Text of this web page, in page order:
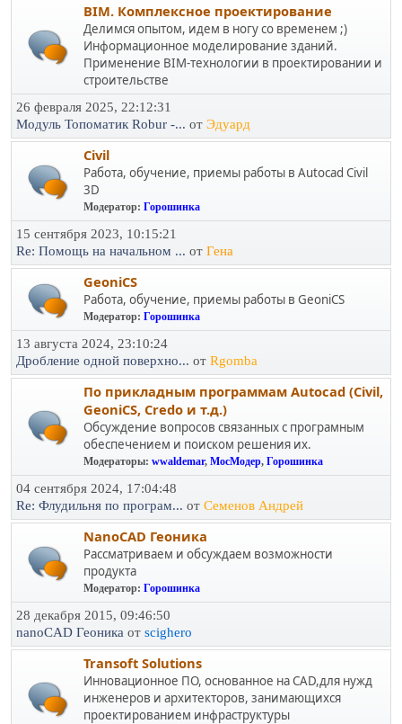
BIM. Комплексное проектирование
Делимся опытом, идем в ногу со временем ;)
Информационное моделирование зданий.
Применение BIM-технологии в проектировании и
строительстве
26 февраля 2025, 22:12:31
Модуль Топоматик Robur -... от Эдуард
Civil
Работа, обучение, приемы работы в Autocad Civil
3D
Модератор: Горошинка
15 сентября 2023, 10:15:21
Re: Помощь на начальном ... от Гена
GeoniCS
Работа, обучение, приемы работы в GeoniCS
Модератор: Горошинка
13 августа 2024, 23:10:24
Дробление одной поверхно... от Rgomba
По прикладным программам Autocad (Civil,
GeoniCS, Credo и т.д.)
Обсуждение вопросов связанных с програмным
обеспечением и поиском решения их.
Модераторы: wwaldemar, МосМодер, Горошинка
04 сентября 2024, 17:04:48
Re: Флудильня по програм... от Семенов Андрей
NanoCAD Геоника
Рассматриваем и обсуждаем возможности
продукта
Модератор: Горошинка
28 декабря 2015, 09:46:50
nanoCAD Геоника от scighero
Transoft Solutions
Инновационное ПО, основанное на CAD,для нужд
инженеров и архитекторов, занимающихся
проектированием инфраструктуры